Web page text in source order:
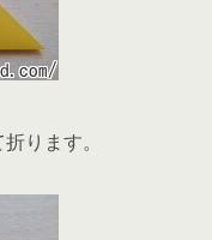
ります。